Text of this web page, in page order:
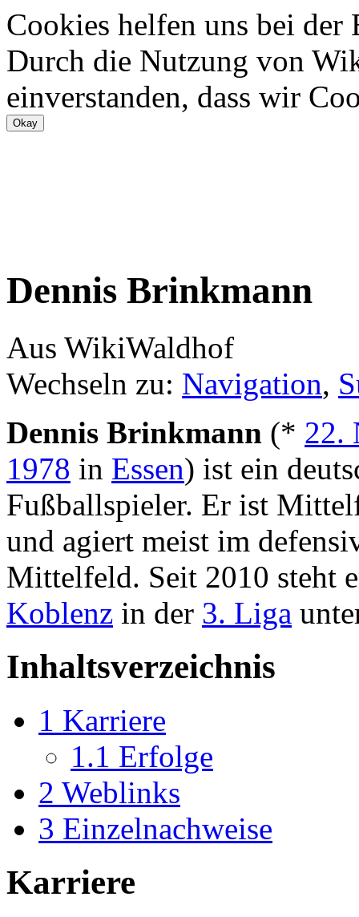
Cookies helfen uns bei
Durch die Nutzung von
einverstanden, dass wir
Dennis Brinkmann
Aus WikiWaldhof
Wechseln zu: Navigation,
Dennis Brinkmann (* 22.
1978 in Essen) ist ein
Fußballspieler. Er ist
und agiert meist im
Mittelfeld. Seit 2010 steht
Koblenz in der 3. Liga
Inhaltsverzeichnis
1 Karriere
1.1 Erfolge
2 Weblinks
3 Einzelnachweise
Karriere